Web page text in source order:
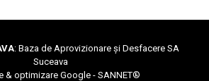
: Baza de Aprovizionare și Desfacere SA
Suceava
& optimizare Google - SANNET®